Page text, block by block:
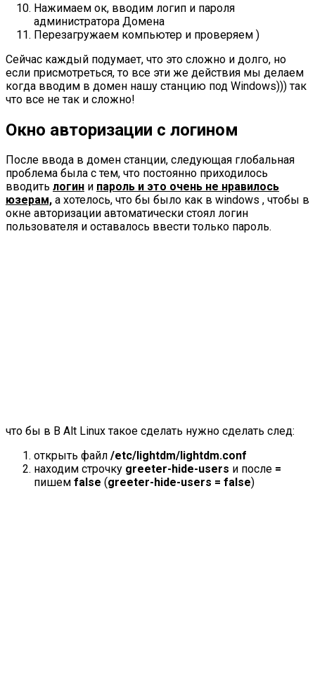
Нажимаем ок, вводим логип и пароля
администратора Домена
Перезагружаем компьютер и проверяем )
Сейчас каждый подумает, что это сложно и долго, но
если присмотреться, то все эти же действия мы делаем
когда вводим в домен нашу станцию под Windows))) так
что все не так и сложно!
Окно авторизации с логином
После ввода в домен станции, следующая глобальная
проблема была с тем, что постоянно приходилось
вводить логин и пароль и это очень не нравилось
юзерам, а хотелось, что бы было как в windows , чтобы в
окне авторизации автоматически стоял логин
пользователя и оставалось ввести только пароль.
что бы в В Alt Linux такое сделать нужно сделать след:
открыть файл /etc/lightdm/lightdm.conf
находим строчку greeter-hide-users и после =
пишем false (greeter-hide-users = false)